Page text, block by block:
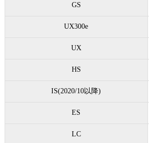
GS
UX300e
UX
HS
IS(2020/10以降)
ES
LC